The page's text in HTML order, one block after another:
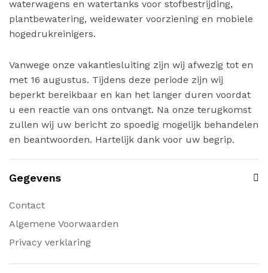
waterwagens en watertanks voor stofbestrijding,
plantbewatering, weidewater voorziening en mobiele
hogedrukreinigers.
Vanwege onze vakantiesluiting zijn wij afwezig tot en
met 16 augustus. Tijdens deze periode zijn wij
beperkt bereikbaar en kan het langer duren voordat
u een reactie van ons ontvangt. Na onze terugkomst
zullen wij uw bericht zo spoedig mogelijk behandelen
en beantwoorden. Hartelijk dank voor uw begrip.
Gegevens
Contact
Algemene Voorwaarden
Privacy verklaring